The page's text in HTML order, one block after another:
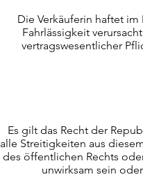
Die Verkäuferin haftet
Fahrlässigkeit
vertragswesentlicher
Es gilt das Recht der
alle Streitigkeiten aus
des öffentlichen Rechts
unwirksam sein